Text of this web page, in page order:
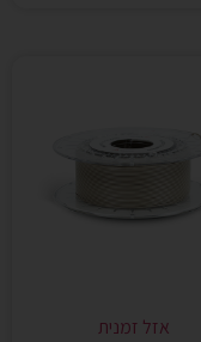
אזל זמנית